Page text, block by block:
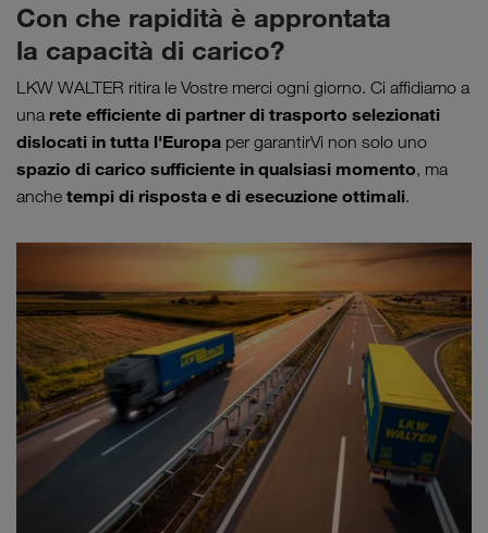
Con che rapidità è approntata
la capacità di carico?
LKW WALTER ritira le Vostre merci ogni giorno. Ci affidiamo a
una rete efficiente di partner di trasporto selezionati
dislocati in tutta l'Europa per garantirVi non solo uno
spazio di carico sufficiente in qualsiasi momento, ma
anche tempi di risposta e di esecuzione ottimali.